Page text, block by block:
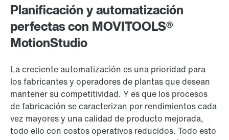
Planificación y automatización
perfectas con MOVITOOLS®
MotionStudio
La creciente automatización es una prioridad para
los fabricantes y operadores de plantas que desean
mantener su competitividad. Y es que los procesos
de fabricación se caracterizan por rendimientos cada
vez mayores y una calidad de producto mejorada,
todo ello con costos operativos reducidos. Todo esto